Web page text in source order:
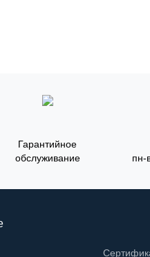
Гарантийное
обслуживание
пн-